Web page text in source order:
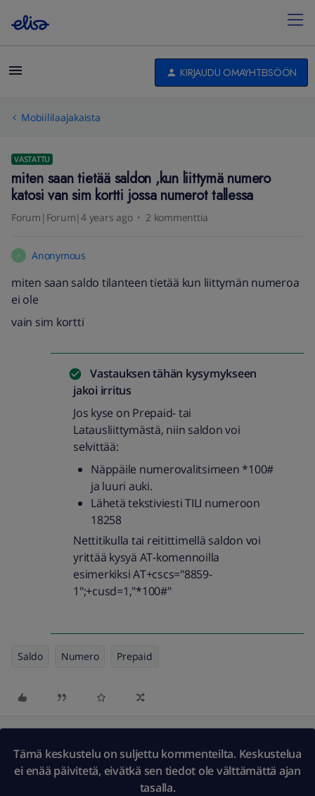
KIRJAUDU OMAYHTEISÖÖN
Mobiililaajakaista
VASTATTU
miten saan tietää saldon ,kun liittymä numero
katosi van sim kortti jossa numerot tallessa
Forum|Forum|4 years ago 2 kommenttia
A Anonymous
miten saan saldo tilanteen tietää kun liittymän numeroa
ei ole
vain sim kortti
Vastauksen tähän kysymykseen
jakoi irritus
Jos kyse on Prepaid- tai
Latausliittymästä, niin saldon voi
selvittää:
Näppäile numerovalitsimeen *100#
ja luuri auki.
Lähetä tekstiviesti TILI numeroon
18258
Nettitikulla tai reitittimellä saldon voi
yrittää kysyä AT-komennoilla
esimerkiksi AT+cscs="8859-
1";+cusd=1,"*100#"
Saldo Numero Prepaid
Tämä keskustelu on suljettu kommenteilta. Keskustelua
ei enää päivitetä, eivätkä sen tiedot ole välttämättä ajan
tasalla.